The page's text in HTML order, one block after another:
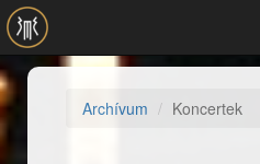
Ugrás a tartalomra
Archívum Koncertek